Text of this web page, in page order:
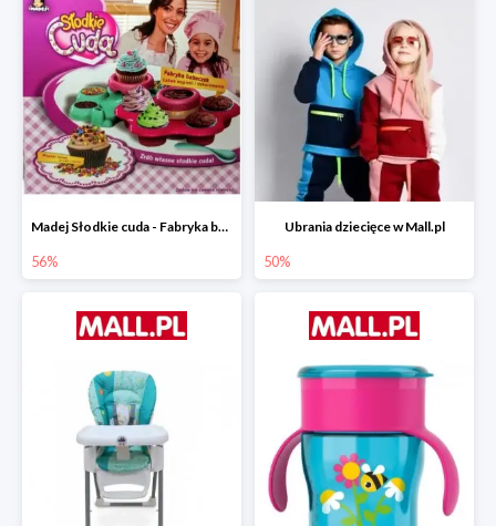
Madej Słodkie cuda - Fabryka babeczek
56%
Ubrania dziecięce w Mall.pl
50%